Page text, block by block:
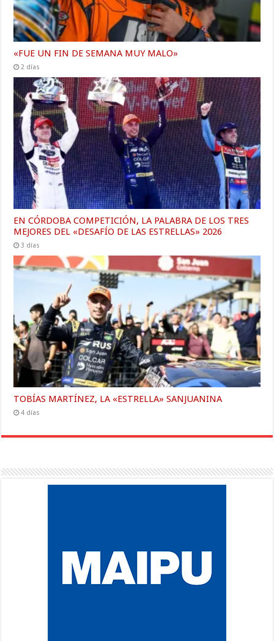
«FUE UN FIN DE SEMANA MUY MALO»
2 días
EN CÓRDOBA COMPETICIÓN, LA PALABRA DE LOS TRES
MEJORES DEL «DESAFÍO DE LAS ESTRELLAS» 2026
3 días
TOBÍAS MARTÍNEZ, LA «ESTRELLA» SANJUANINA
4 días